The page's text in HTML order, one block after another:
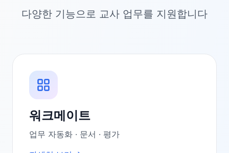
다양한 기능으로 교사 업무를 지원합니다
워크메이트
업무 자동화 · 문서 · 평가